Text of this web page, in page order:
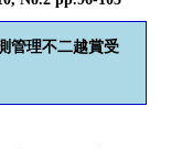
管理不二越賞受